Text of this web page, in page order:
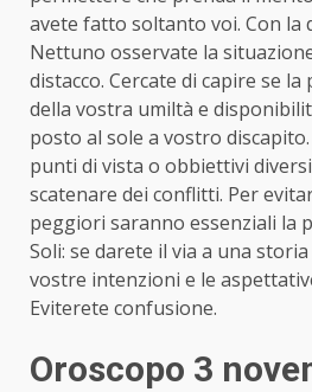
avete fatto soltanto voi. Con la
Nettuno osservate la
distacco. Cercate di capire se
della vostra umiltà e
posto al sole a vostro discapito.
punti di vista o obbiettivi
scatenare dei conflitti. Per
peggiori saranno essenziali la
Soli: se darete il via a una
vostre intenzioni e le
Eviterete confusione.
Oroscopo 3